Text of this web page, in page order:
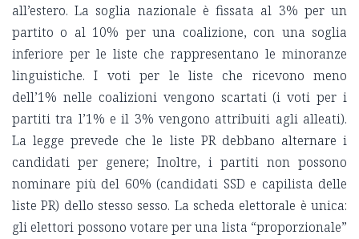
all’estero. La soglia nazionale è fissata al 3% per un
partito o al 10% per una coalizione, con una soglia
inferiore per le liste che rappresentano le minoranze
linguistiche. I voti per le liste che ricevono meno
dell’1% nelle coalizioni vengono scartati (i voti per i
partiti tra l’1% e il 3% vengono attribuiti agli alleati).
La legge prevede che le liste PR debbano alternare i
candidati per genere; Inoltre, i partiti non possono
nominare più del 60% (candidati SSD e capilista delle
liste PR) dello stesso sesso. La scheda elettorale è unica:
gli elettori possono votare per una lista “proporzionale”